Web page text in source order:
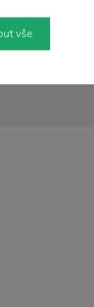
13 cm
vše